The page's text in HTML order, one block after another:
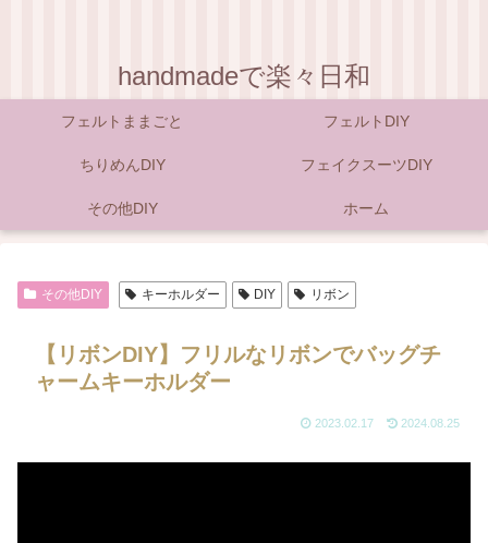
handmadeで楽々日和
フェルトままごと フェルトDIY
ちりめんDIY フェイクスーツDIY
その他DIY ホーム
その他DIY キーホルダー DIY リボン
【リボンDIY】フリルなリボンでバッグチ
ャームキーホルダー
2023.02.17 2024.08.25